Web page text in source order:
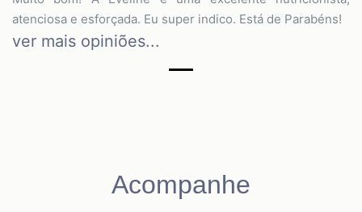
atenciosa e esforçada. Eu super indico. Está de Parabéns!
ver mais opiniões...
Acompanhe